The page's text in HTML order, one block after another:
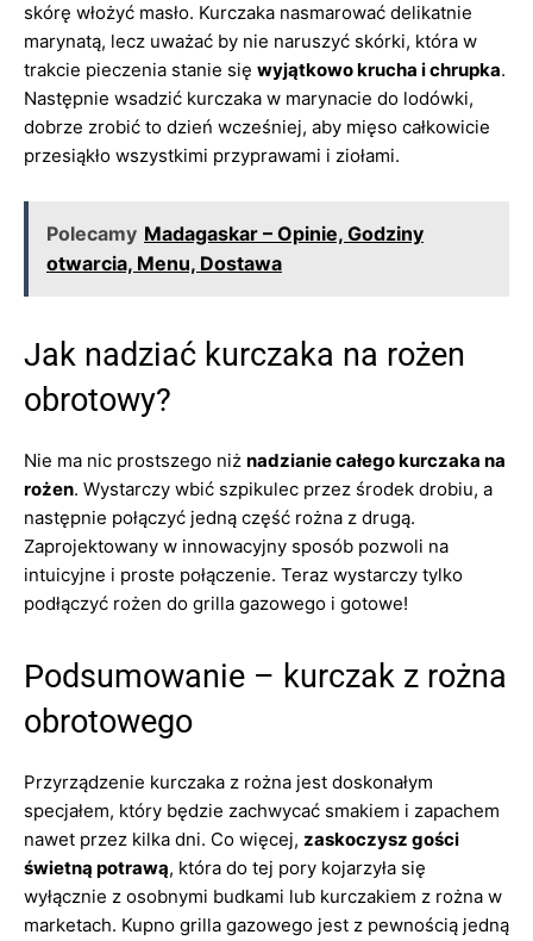
skórę włożyć masło. Kurczaka nasmarować delikatnie
marynatą, lecz uważać by nie naruszyć skórki, która w
trakcie pieczenia stanie się wyjątkowo krucha i chrupka.
Następnie wsadzić kurczaka w marynacie do lodówki,
dobrze zrobić to dzień wcześniej, aby mięso całkowicie
przesiąkło wszystkimi przyprawami i ziołami.
Polecamy Madagaskar – Opinie, Godziny
otwarcia, Menu, Dostawa
Jak nadziać kurczaka na rożen
obrotowy?
Nie ma nic prostszego niż nadzianie całego kurczaka na
rożen. Wystarczy wbić szpikulec przez środek drobiu, a
następnie połączyć jedną część rożna z drugą.
Zaprojektowany w innowacyjny sposób pozwoli na
intuicyjne i proste połączenie. Teraz wystarczy tylko
podłączyć rożen do grilla gazowego i gotowe!
Podsumowanie – kurczak z rożna
obrotowego
Przyrządzenie kurczaka z rożna jest doskonałym
specjałem, który będzie zachwycać smakiem i zapachem
nawet przez kilka dni. Co więcej, zaskoczysz gości
świetną potrawą, która do tej pory kojarzyła się
wyłącznie z osobnymi budkami lub kurczakiem z rożna w
marketach. Kupno grilla gazowego jest z pewnością jedną